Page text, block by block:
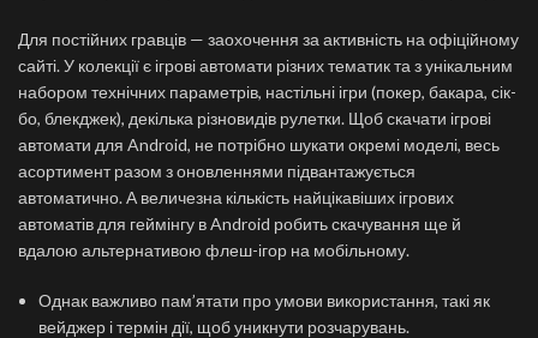
Для постійних гравців — заохочення за активність на офіційному
сайті. У колекції є ігрові автомати різних тематик та з унікальним
набором технічних параметрів, настільні ігри (покер, бакара, сік-
бо, блекджек), декілька різновидів рулетки. Щоб скачати ігрові
автомати для Android, не потрібно шукати окремі моделі, весь
асортимент разом з оновленнями підвантажується
автоматично. А величезна кількість найцікавіших ігрових
автоматів для геймінгу в Android робить скачування ще й
вдалою альтернативою флеш-ігор на мобільному.
Однак важливо пам’ятати про умови використання, такі як
вейджер і термін дії, щоб уникнути розчарувань.